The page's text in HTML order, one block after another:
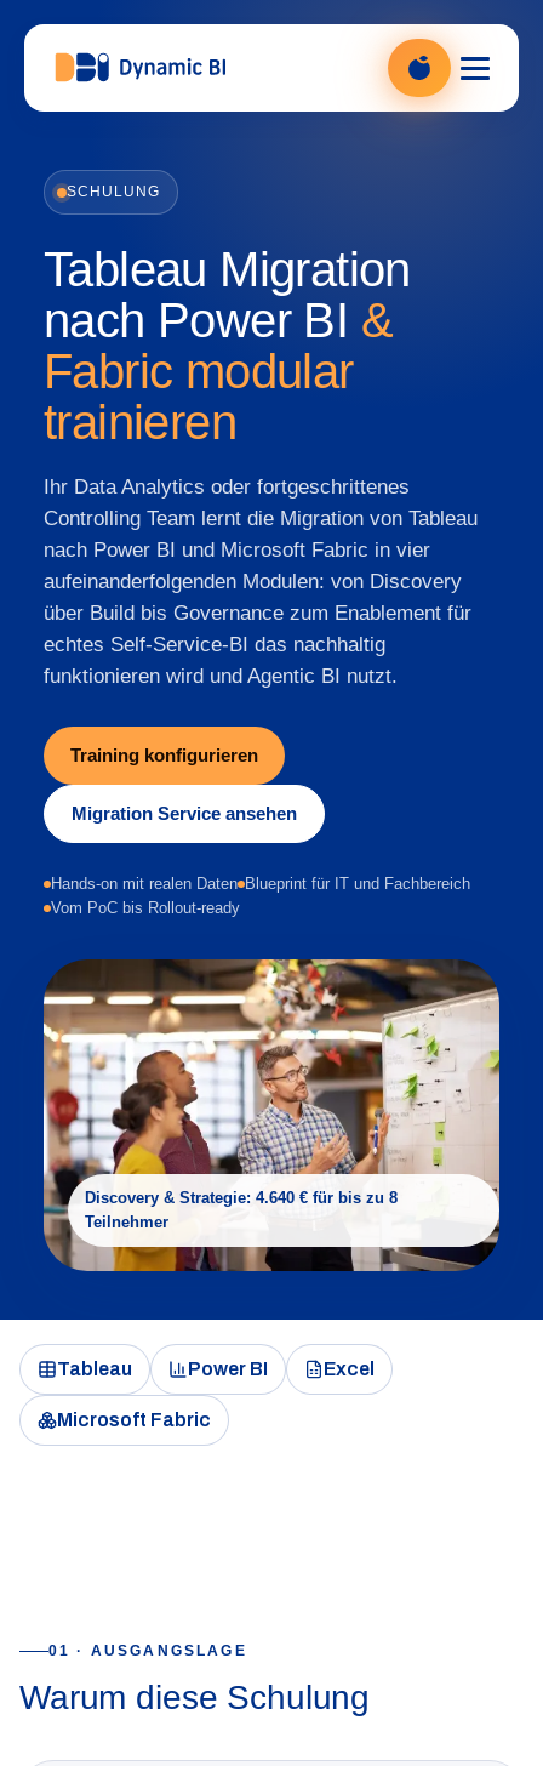
DBI Analytics — Power BI Beratung, zur Startseite
SCHULUNG
Tableau Migration
nach Power BI &
Fabric modular
trainieren
Ihr Data Analytics oder fortgeschrittenes
Controlling Team lernt die Migration von Tableau
nach Power BI und Microsoft Fabric in vier
aufeinanderfolgenden Modulen: von Discovery
über Build bis Governance zum Enablement für
echtes Self-Service-BI das nachhaltig
funktionieren wird und Agentic BI nutzt.
Training konfigurieren
Migration Service ansehen
Hands-on mit realen Daten Blueprint für IT und Fachbereich
Vom PoC bis Rollout-ready
Discovery & Strategie: 4.640 € für bis zu 8
Teilnehmer
Tableau Power BI Excel
Microsoft Fabric
01 · AUSGANGSLAGE
Warum diese Schulung